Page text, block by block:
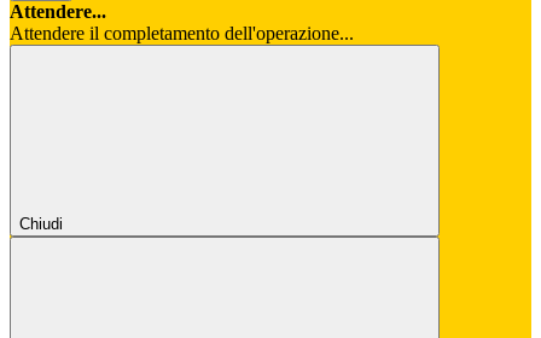
Attendere...
Attendere il completamento dell'operazione...
Chiudi